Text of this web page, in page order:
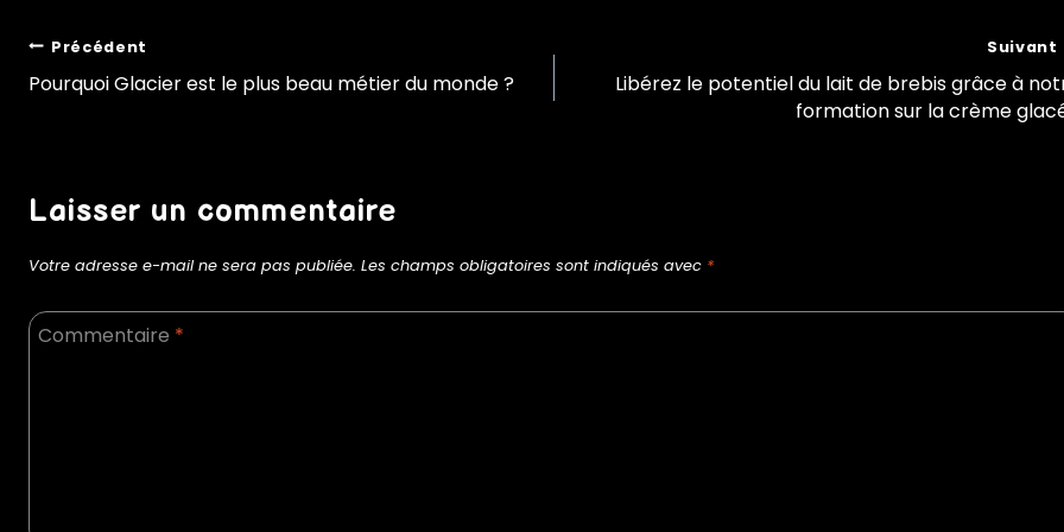
Précédent
Pourquoi Glacier est le plus beau métier du monde ?
Suivant
Libérez le potentiel du lait de brebis grâce à
formation sur la crème
Laisser un commentaire
Votre adresse e-mail ne sera pas publiée. Les champs obligatoires sont indiqués avec *
Commentaire *